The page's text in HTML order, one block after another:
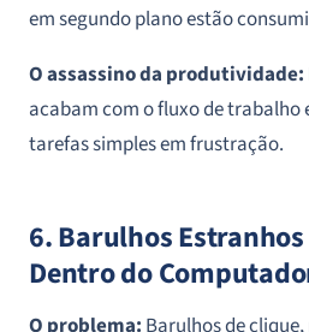
em segundo plano estão
O assassino da produtividade:
acabam com o fluxo de
tarefas simples em frustração.
6. Barulhos
Dentro do
O problema: Barulhos de